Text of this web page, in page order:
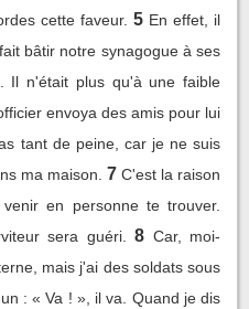
cette faveur. 5 En effet, il
bâtir notre synagogue à ses
Il n'était plus qu'à une faible
envoya des amis pour lui
tant de peine, car je ne suis
ma maison. 7 C'est la raison
en personne te trouver.
sera guéri.
8 Car, moi-
mais j'ai des soldats sous
: « Va ! », il va. Quand je dis